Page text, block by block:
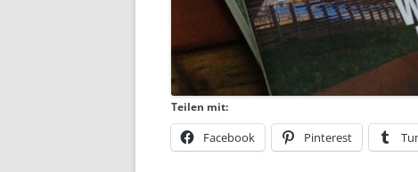
Teilen mit:
Facebook Pinterest